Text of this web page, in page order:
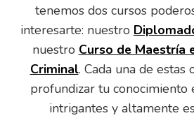
tenemos dos cursos
interesarte: nuestro
nuestro Curso de Maestría
Criminal. Cada una de estas
profundizar tu conocimiento
intrigantes y altamente